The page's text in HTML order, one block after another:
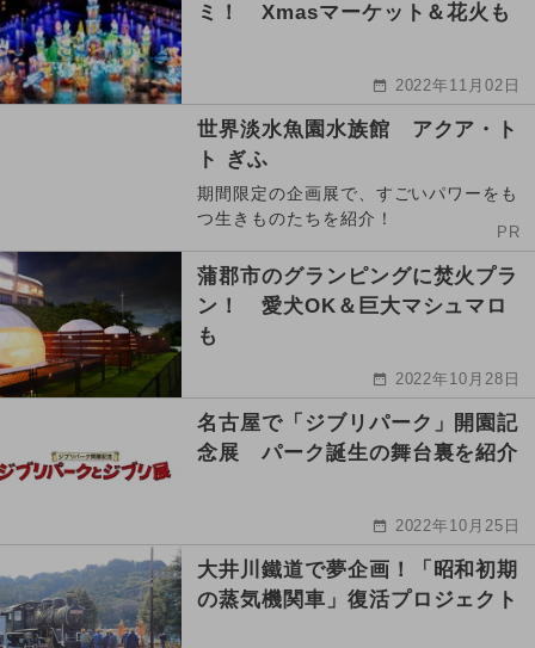
ミ！ Xmasマーケット＆花火も
2022年11月02日
世界淡水魚園水族館 アクア・ト
ト ぎふ
期間限定の企画展で、すごいパワーをも
つ生きものたちを紹介！
PR
蒲郡市のグランピングに焚火プラ
ン！ 愛犬OK＆巨大マシュマロ
も
2022年10月28日
名古屋で「ジブリパーク」開園記
念展 パーク誕生の舞台裏を紹介
2022年10月25日
大井川鐵道で夢企画！「昭和初期
の蒸気機関車」復活プロジェクト